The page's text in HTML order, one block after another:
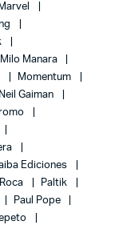
Marvel
Milo Manara
Momentum
Neil Gaiman
Ediciones
Paltik
Paul Pope